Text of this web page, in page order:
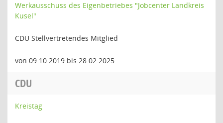
Werkausschuss des Eigenbetriebes "Jobcenter Landkreis
Kusel"
CDU Stellvertretendes Mitglied
von 09.10.2019 bis 28.02.2025
CDU
Kreistag